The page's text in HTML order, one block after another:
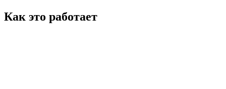
Как это работает